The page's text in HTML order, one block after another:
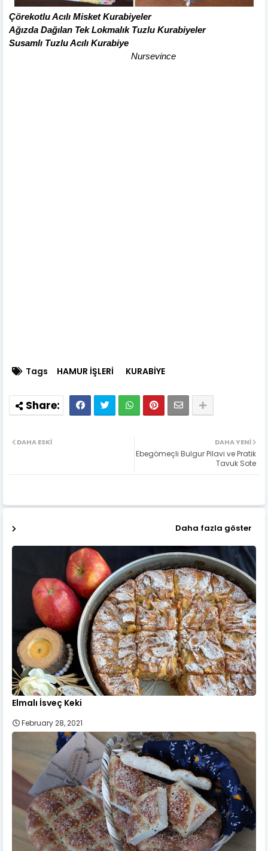
Çörekotlu Acılı Misket Kurabiyeler
Ağızda Dağılan Tek Lokmalık Tuzlu Kurabiyeler
Susamlı Tuzlu Acılı Kurabiye
Nursevince
Tags HAMUR İŞLERİ KURABİYE
DAHA YENI
Ebegömeçli Bulgur Pilavi ve Pratik
Tavuk Sote
DAHA ESKI
Daha fazla göster
Elmalı İsveç Keki
February 28, 2021